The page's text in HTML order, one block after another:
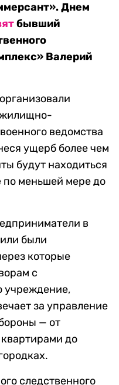
Днем
бывший
Валерий
жилищно-
ведомства
ущерб более чем
будут находиться
по меньшей мере до
в
были
которые
с
учреждение,
за управление
— от
до
следственного